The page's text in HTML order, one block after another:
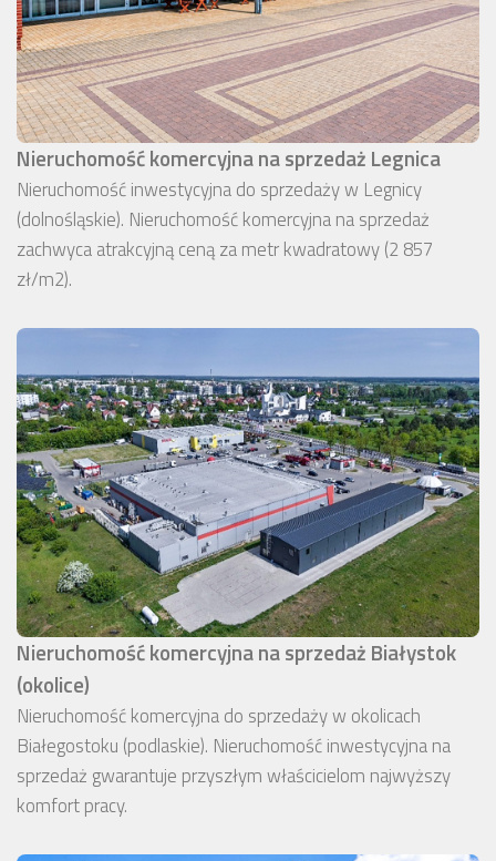
Nieruchomość komercyjna na sprzedaż Legnica
Nieruchomość inwestycyjna do sprzedaży w Legnicy
(dolnośląskie). Nieruchomość komercyjna na sprzedaż
zachwyca atrakcyjną ceną za metr kwadratowy (2 857
zł/m2).
Nieruchomość komercyjna na sprzedaż Białystok
(okolice)
Nieruchomość komercyjna do sprzedaży w okolicach
Białegostoku (podlaskie). Nieruchomość inwestycyjna na
sprzedaż gwarantuje przyszłym właścicielom najwyższy
komfort pracy.